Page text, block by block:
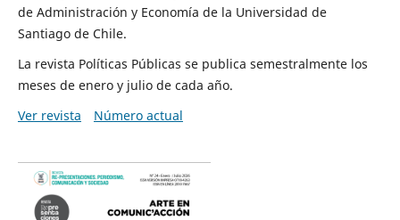
de Administración y Economía de la Universidad de
Santiago de Chile.
La revista Políticas Públicas se publica semestralmente los
meses de enero y julio de cada año.
Ver revista
Número actual